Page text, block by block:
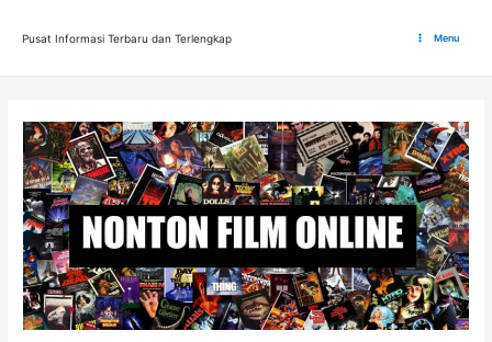
Pusat Informasi Terbaru dan Terlengkap Menu